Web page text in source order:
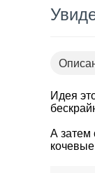
Идея
А затем